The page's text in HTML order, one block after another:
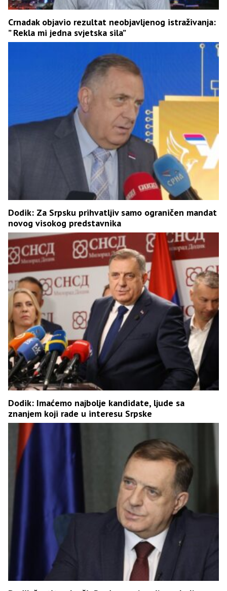
Crnadak objavio rezultat neobjavljenog istraživanja:
” Rekla mi jedna svjetska sila”
Dodik: Za Srpsku prihvatljiv samo ograničen mandat
novog visokog predstavnika
Dodik: Imaćemo najbolje kandidate, ljude sa
znanjem koji rade u interesu Srpske